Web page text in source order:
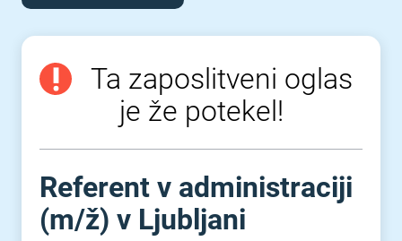
Ta zaposlitveni oglas
je že potekel!
Referent v administraciji
(m⁠/⁠ž) v Ljubljani